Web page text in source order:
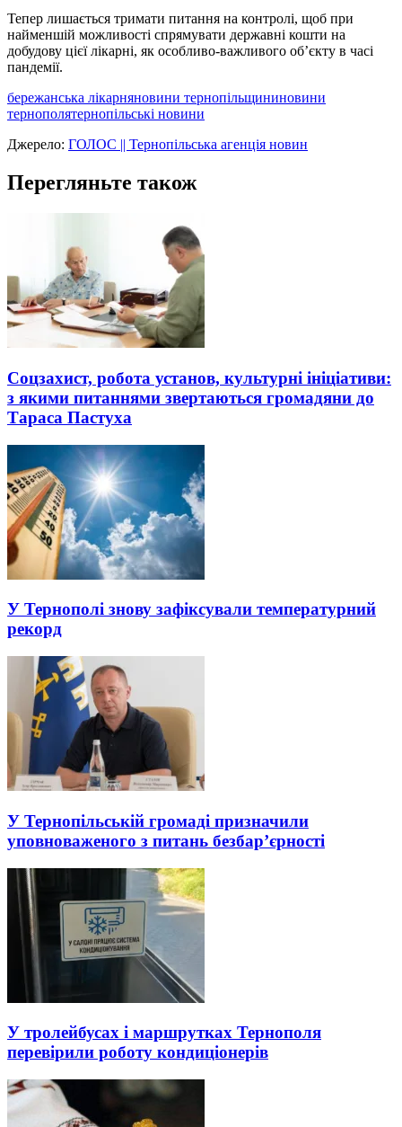
Тепер лишається тримати питання на контролі, щоб при
найменшій можливості спрямувати державні кошти на
добудову цієї лікарні, як особливо-важливого об’єкту в часі
пандемії.
бережанська лікарняновини тернопільщининовини
тернополятернопільські новини
Джерело: ГОЛОС || Тернопільська агенція новин
Перегляньте також
Соцзахист, робота установ, культурні ініціативи:
з якими питаннями звертаються громадяни до
Тараса Пастуха
У Тернополі знову зафіксували температурний
рекорд
У Тернопільській громаді призначили
уповноваженого з питань безбар’єрності
У тролейбусах і маршрутках Тернополя
перевірили роботу кондиціонерів